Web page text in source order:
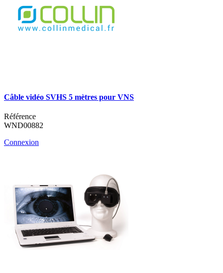
Câble vidéo SVHS 5 mètres pour VNS
Référence
WND00882
Connexion